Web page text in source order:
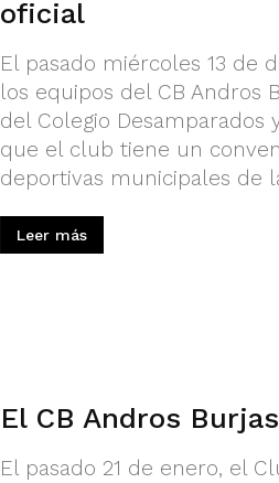
oficial
El pasado miércoles 13 de
los equipos del CB Andros
del Colegio Desamparados
que el club tiene un
deportivas municipales de
Leer más
El CB Andros
El pasado 21 de enero, el